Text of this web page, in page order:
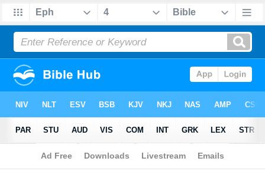
Biblia>Thai: from KJV> ΠΡΟΣ ΕΦΕΣΙΟΥΣ 4